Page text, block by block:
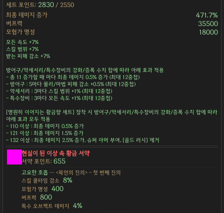
세트 포인트: 2830 / 2550
최종 데미지 증가
471.7%
버프력 35500
모험가 명성 18000
모든 속도 +7%
스킬 범위 +7%
받는 피해 감소 +7%
방어구/악세서리/특수장비의 강화/증폭 수치 합에 따라 아래 효과 적용
- 총 11 증가할 때 마다 최종 데미지 0.5% 증가 (최대 12중첩)
- 방어구 : 5마다 물리/마법 피해 감소 +0.5% (최대 12중첩)
- 악세서리 : 3마다 스킬 범위 +1% (최대 12중첩)
- 특수장비 : 3마다 모든 속도 +1% (최대 12중첩)
[영원히 이어지는 황금향 세트] 장착 시 방어구/악세서리/특수장비의 강화/증폭 수치 합에 따라
아래 효과 모두 적용
- 110 이상 : 최종 데미지 0.5% 증가
- 121 이상 : 최종 데미지 1.5% 증가
- 132 이상 : 최종 데미지 2.5% 증가, 슈퍼 아머 부여, [골드 러시] 제거
현실이 된 이상 속 황금 서약
서약 포인트:655
고요한 호흡— <묵언의 진의> - 첫 번째 진의
스킬 쿨타임 감소
8%
모험가 명성 400
버프력 800
특수 오브젝트 데미지 4%